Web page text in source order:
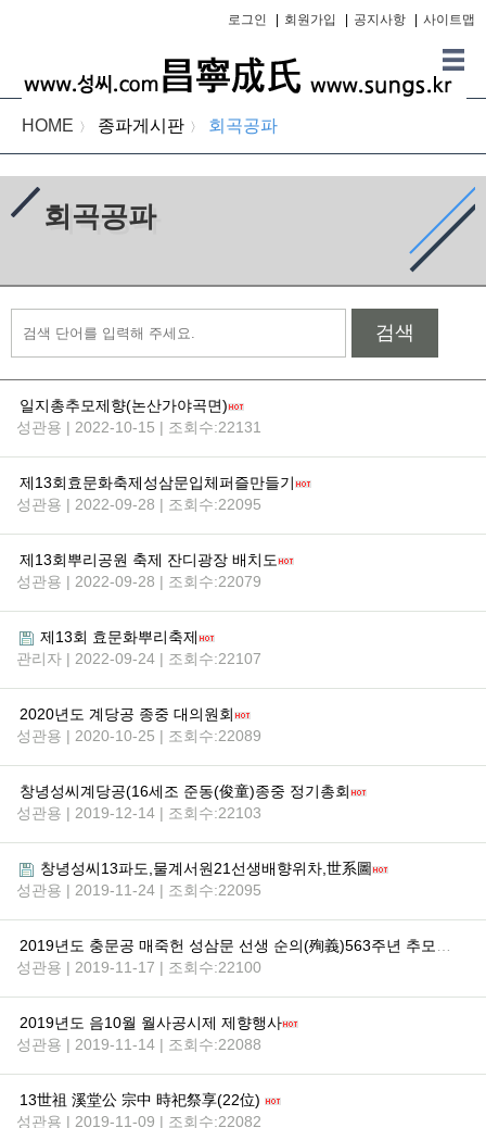
로그인 회원가입 공지사항 사이트맵
HOME 〉 종파게시판 〉 회곡공파
회곡공파
검색
일지총추모제향(논산가야곡면)
성관용 | 2022-10-15 | 조회수:22131
제13회효문화축제성삼문입체퍼즐만들기
성관용 | 2022-09-28 | 조회수:22095
제13회뿌리공원 축제 잔디광장 배치도
성관용 | 2022-09-28 | 조회수:22079
제13회 효문화뿌리축제
관리자 | 2022-09-24 | 조회수:22107
2020년도 계당공 종중 대의원회
성관용 | 2020-10-25 | 조회수:22089
창녕성씨계당공(16세조 준동(俊童)종중 정기총회
성관용 | 2019-12-14 | 조회수:22103
창녕성씨13파도,물계서원21선생배향위차,世系圖
성관용 | 2019-11-24 | 조회수:22095
성관용 | 2019-11-17 | 조회수:22100
2019년도 음10월 월사공시제 제향행사
성관용 | 2019-11-14 | 조회수:22088
13世祖 溪堂公 宗中 時祀祭享(22位)
성관용 | 2019-11-09 | 조회수:22082